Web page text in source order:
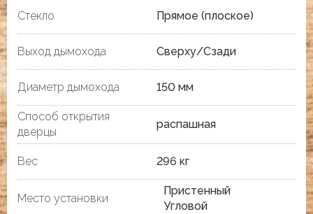
Стекло Прямое (плоское)
Выход дымохода Сверху/Сзади
Диаметр дымохода 150 мм
Способ открытия
дверцы
распашная
Вес 296 кг
Место установки
Пристенный
Угловой